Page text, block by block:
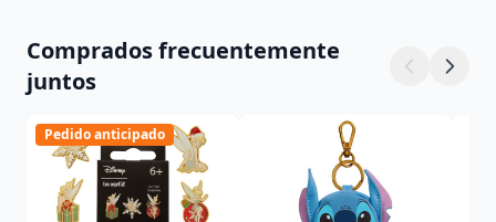
Comprados frecuentemente
juntos
Pedido anticipado